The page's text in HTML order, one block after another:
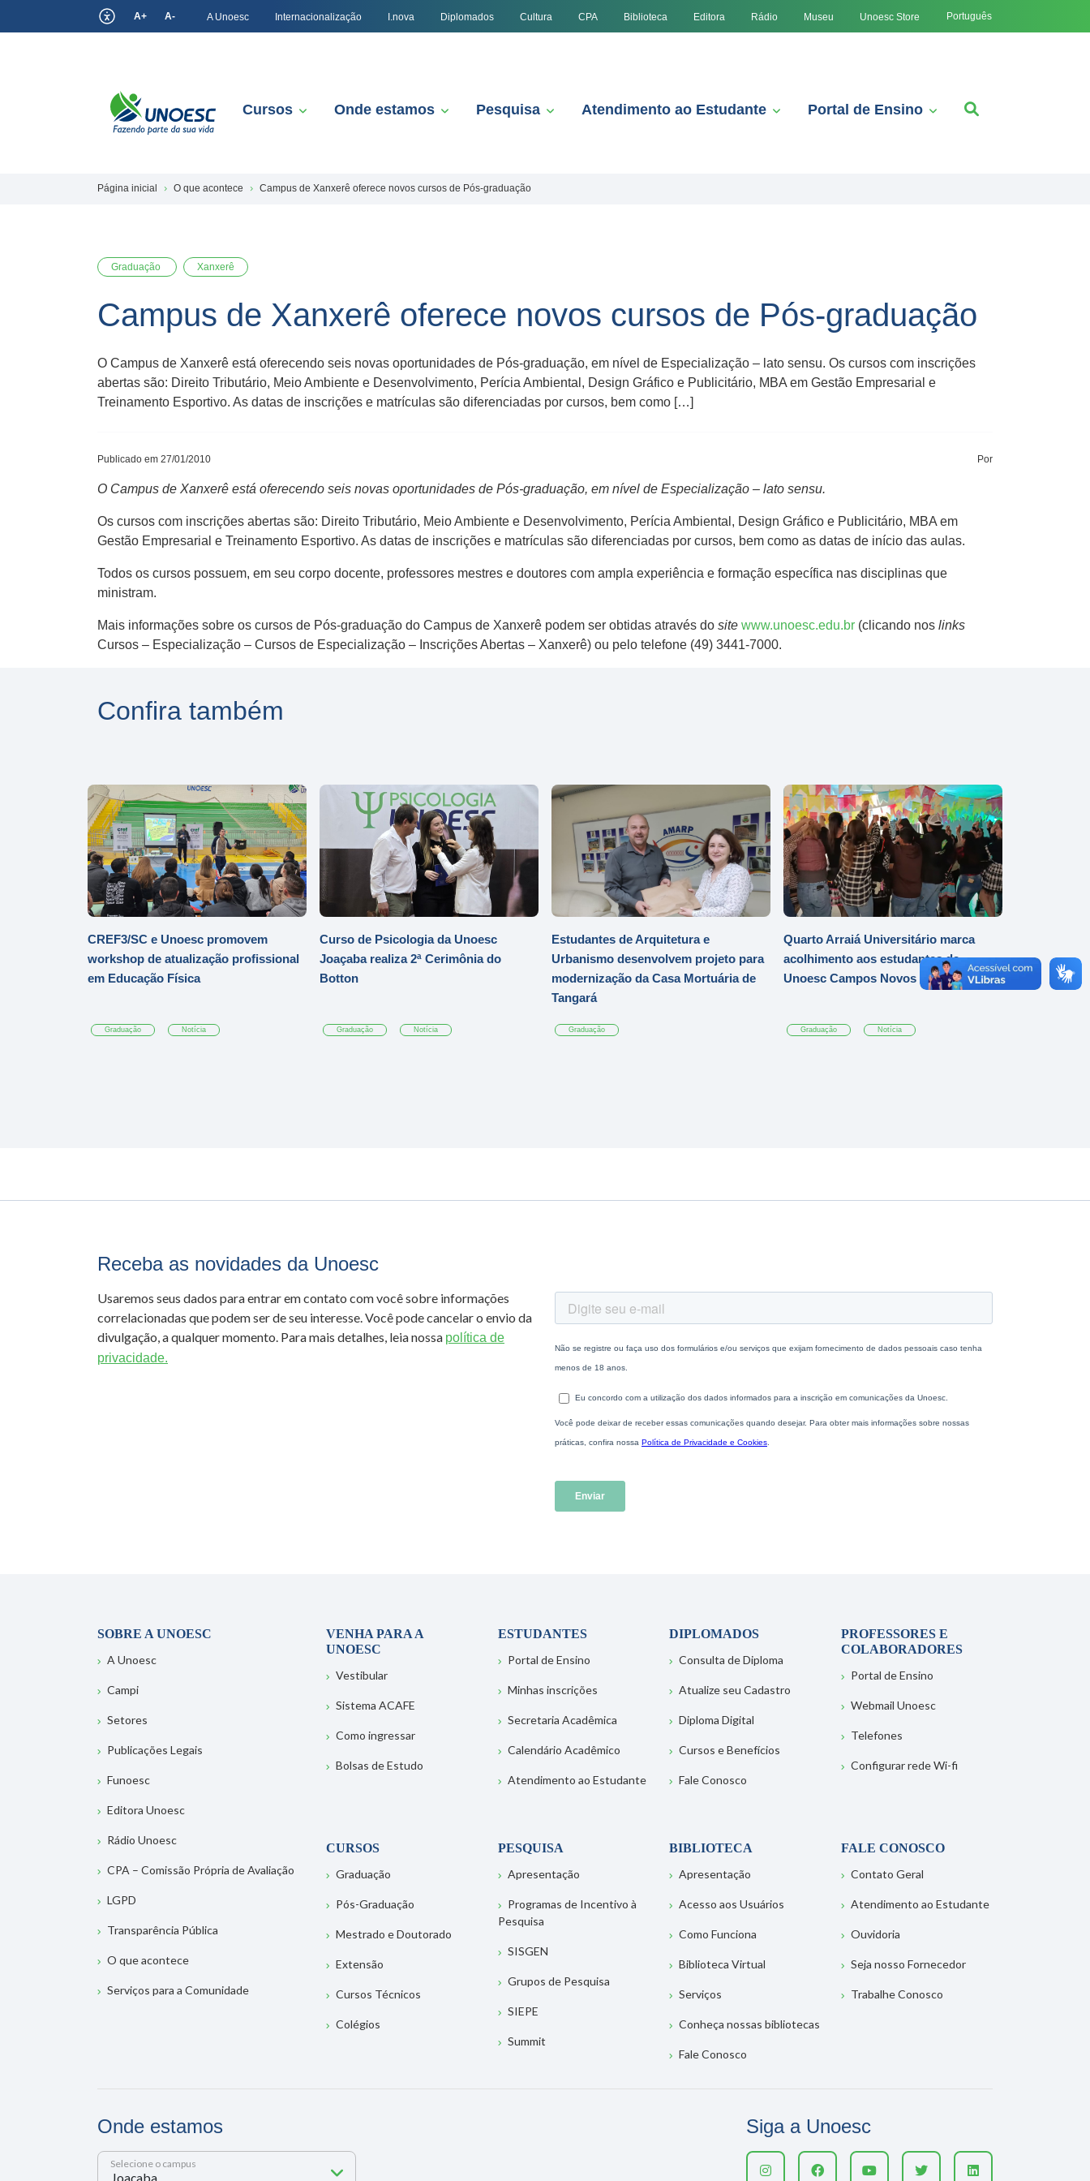
A+ A- A Unoesc Internacionalização I.nova Diplomados Cultura CPA Biblioteca Editora Rádio Museu Unoesc Store Português
Cursos Onde estamos Pesquisa Atendimento ao Estudante Portal de Ensino
Página inicial O que acontece Campus de Xanxerê oferece novos cursos de Pós-graduação
Graduação Xanxerê
Campus de Xanxerê oferece novos cursos de Pós-graduação
O Campus de Xanxerê está oferecendo seis novas oportunidades de Pós-graduação, em nível de Especialização – lato sensu. Os cursos com inscrições
abertas são: Direito Tributário, Meio Ambiente e Desenvolvimento, Perícia Ambiental, Design Gráfico e Publicitário, MBA em Gestão Empresarial e
Treinamento Esportivo. As datas de inscrições e matrículas são diferenciadas por cursos, bem como […]
Publicado em 27/01/2010 Por
O Campus de Xanxerê está oferecendo seis novas oportunidades de Pós-graduação, em nível de Especialização – lato sensu.
Os cursos com inscrições abertas são: Direito Tributário, Meio Ambiente e Desenvolvimento, Perícia Ambiental, Design Gráfico e Publicitário, MBA em
Gestão Empresarial e Treinamento Esportivo. As datas de inscrições e matrículas são diferenciadas por cursos, bem como as datas de início das aulas.
Todos os cursos possuem, em seu corpo docente, professores mestres e doutores com ampla experiência e formação específica nas disciplinas que
ministram.
Mais informações sobre os cursos de Pós-graduação do Campus de Xanxerê podem ser obtidas através do site www.unoesc.edu.br (clicando nos links
Cursos – Especialização – Cursos de Especialização – Inscrições Abertas – Xanxerê) ou pelo telefone (49) 3441-7000.
Confira também
CREF3/SC e Unoesc promovem
workshop de atualização profissional
em Educação Física
Graduação Notícia
Curso de Psicologia da Unoesc
Joaçaba realiza 2ª Cerimônia do
Botton
Graduação Notícia
Estudantes de Arquitetura e
Urbanismo desenvolvem projeto para
modernização da Casa Mortuária de
Tangará
Graduação
Quarto Arraiá Universitário marca
acolhimento aos estudantes da
Unoesc Campos Novos
Graduação Notícia
Receba as novidades da Unoesc
Usaremos seus dados para entrar em contato com você sobre informações
correlacionadas que podem ser de seu interesse. Você pode cancelar o envio da
divulgação, a qualquer momento. Para mais detalhes, leia nossa política de
privacidade.
SOBRE A UNOESC
A Unoesc
Campi
Setores
Publicações Legais
Funoesc
Editora Unoesc
Rádio Unoesc
CPA – Comissão Própria de Avaliação
LGPD
Transparência Pública
O que acontece
Serviços para a Comunidade
VENHA PARA A
UNOESC
Vestibular
Sistema ACAFE
Como ingressar
Bolsas de Estudo
ESTUDANTES
Portal de Ensino
Minhas inscrições
Secretaria Acadêmica
Calendário Acadêmico
Atendimento ao Estudante
DIPLOMADOS
Consulta de Diploma
Atualize seu Cadastro
Diploma Digital
Cursos e Benefícios
Fale Conosco
PROFESSORES E
COLABORADORES
Portal de Ensino
Webmail Unoesc
Telefones
Configurar rede Wi-fi
CURSOS
Graduação
Pós-Graduação
Mestrado e Doutorado
Extensão
Cursos Técnicos
Colégios
PESQUISA
Apresentação
Programas de Incentivo à
Pesquisa
SISGEN
Grupos de Pesquisa
SIEPE
Summit
BIBLIOTECA
Apresentação
Acesso aos Usuários
Como Funciona
Biblioteca Virtual
Serviços
Conheça nossas bibliotecas
Fale Conosco
FALE CONOSCO
Contato Geral
Atendimento ao Estudante
Ouvidoria
Seja nosso Fornecedor
Trabalhe Conosco
Onde estamos
Selecione o campus
Siga a Unoesc